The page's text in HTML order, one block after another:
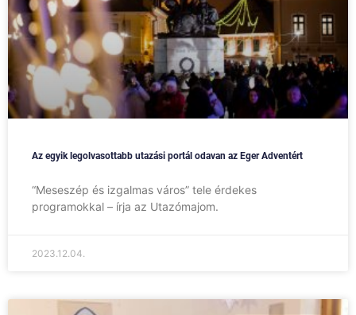
Az egyik legolvasottabb utazási portál odavan az Eger Adventért
“Meseszép és izgalmas város” tele érdekes
programokkal – írja az Utazómajom.
2023.12.04.